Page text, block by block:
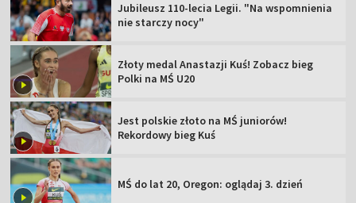
Jubileusz 110-lecia Legii. "Na wspomnienia
nie starczy nocy"
Złoty medal Anastazji Kuś! Zobacz bieg
Polki na MŚ U20
Jest polskie złoto na MŚ juniorów!
Rekordowy bieg Kuś
MŚ do lat 20, Oregon: oglądaj 3. dzień